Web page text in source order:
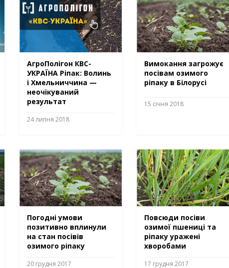
АгроПолігон КВС-
УКРАЇНА Ріпак: Волинь
і Хмельниччина —
неочікуваний
результат
24 липня 2018
Вимокання загрожує
посівам озимого
ріпаку в Білорусі
15 січня 2018
Погодні умови
позитивно вплинули
на стан посівів
озимого ріпаку
20 грудня 2017
Повсюди посіви
озимої пшениці та
ріпаку уражені
хворобами
17 грудня 2017